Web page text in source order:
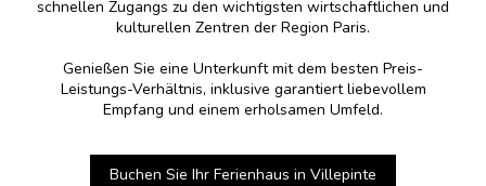
schnellen Zugangs zu den wichtigsten wirtschaftlichen und
kulturellen Zentren der Region Paris.
Genießen Sie eine Unterkunft mit dem besten Preis-
Leistungs-Verhältnis, inklusive garantiert liebevollem
Empfang und einem erholsamen Umfeld.
Buchen Sie Ihr Ferienhaus in Villepinte